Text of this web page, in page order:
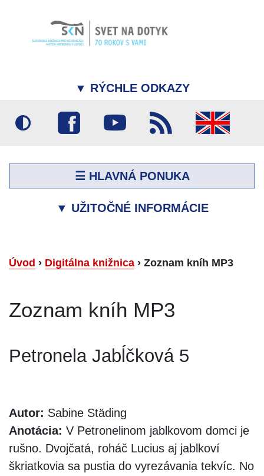
▼ RÝCHLE ODKAZY
☰ HLAVNÁ PONUKA
▼ UŽITOČNÉ INFORMÁCIE
Úvod › Digitálna knižnica › Zoznam kníh MP3
Zoznam kníh MP3
Petronela Jabĺčková 5
Autor: Sabine Städing
Anotácia: V Petronelinom jablkovom domci je
rušno. Dvojčatá, roháč Lucius aj jablkoví
škriatkovia sa pustia do vyrezávania tekvíc. No